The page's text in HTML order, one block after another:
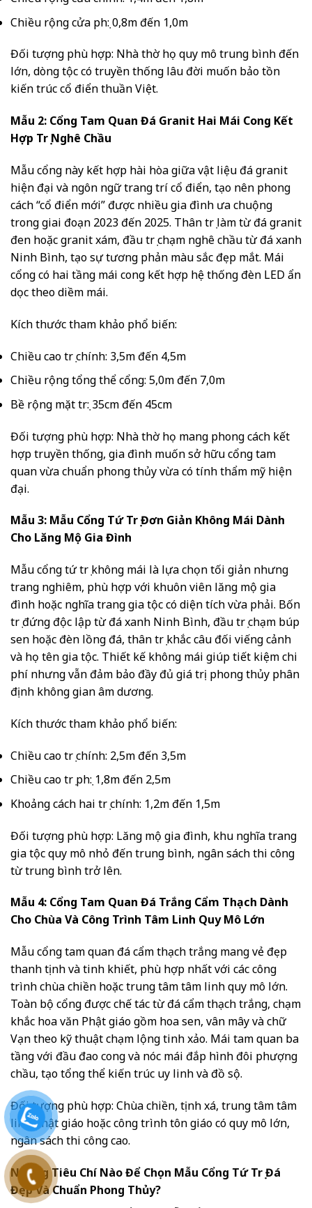
Chiều rộng cửa phụ: 0,8m đến 1,0m
Đối tượng phù hợp: Nhà thờ họ quy mô trung bình đến
lớn, dòng tộc có truyền thống lâu đời muốn bảo tồn
kiến trúc cổ điển thuần Việt.
Mẫu 2: Cổng Tam Quan Đá Granit Hai Mái Cong Kết
Hợp Trụ Nghê Chầu
Mẫu cổng này kết hợp hài hòa giữa vật liệu đá granit
hiện đại và ngôn ngữ trang trí cổ điển, tạo nên phong
cách “cổ điển mới” được nhiều gia đình ưa chuộng
trong giai đoạn 2023 đến 2025. Thân trụ làm từ đá granit
đen hoặc granit xám, đầu trụ chạm nghê chầu từ đá xanh
Ninh Bình, tạo sự tương phản màu sắc đẹp mắt. Mái
cổng có hai tầng mái cong kết hợp hệ thống đèn LED ẩn
dọc theo diềm mái.
Kích thước tham khảo phổ biến:
Chiều cao trụ chính: 3,5m đến 4,5m
Chiều rộng tổng thể cổng: 5,0m đến 7,0m
Bề rộng mặt trụ: 35cm đến 45cm
Đối tượng phù hợp: Nhà thờ họ mang phong cách kết
hợp truyền thống, gia đình muốn sở hữu cổng tam
quan vừa chuẩn phong thủy vừa có tính thẩm mỹ hiện
đại.
Mẫu 3: Mẫu Cổng Tứ Trụ Đơn Giản Không Mái Dành
Cho Lăng Mộ Gia Đình
Mẫu cổng tứ trụ không mái là lựa chọn tối giản nhưng
trang nghiêm, phù hợp với khuôn viên lăng mộ gia
đình hoặc nghĩa trang gia tộc có diện tích vừa phải. Bốn
trụ đứng độc lập từ đá xanh Ninh Bình, đầu trụ chạm búp
sen hoặc đèn lồng đá, thân trụ khắc câu đối viếng cảnh
và họ tên gia tộc. Thiết kế không mái giúp tiết kiệm chi
phí nhưng vẫn đảm bảo đầy đủ giá trị phong thủy phân
định không gian âm dương.
Kích thước tham khảo phổ biến:
Chiều cao trụ chính: 2,5m đến 3,5m
Chiều cao trụ phụ: 1,8m đến 2,5m
Khoảng cách hai trụ chính: 1,2m đến 1,5m
Đối tượng phù hợp: Lăng mộ gia đình, khu nghĩa trang
gia tộc quy mô nhỏ đến trung bình, ngân sách thi công
từ trung bình trở lên.
Mẫu 4: Cổng Tam Quan Đá Trắng Cẩm Thạch Dành
Cho Chùa Và Công Trình Tâm Linh Quy Mô Lớn
Mẫu cổng tam quan đá cẩm thạch trắng mang vẻ đẹp
thanh tịnh và tinh khiết, phù hợp nhất với các công
trình chùa chiền hoặc trung tâm tâm linh quy mô lớn.
Toàn bộ cổng được chế tác từ đá cẩm thạch trắng, chạm
khắc hoa văn Phật giáo gồm hoa sen, vân mây và chữ
Vạn theo kỹ thuật chạm lộng tinh xảo. Mái tam quan ba
tầng với đầu đao cong và nóc mái đắp hình đôi phượng
chầu, tạo tổng thể kiến trúc uy linh và đồ sộ.
Đối tượng phù hợp: Chùa chiền, tịnh xá, trung tâm tâm
linh Phật giáo hoặc công trình tôn giáo có quy mô lớn,
ngân sách thi công cao.
Những Tiêu Chí Nào Để Chọn Mẫu Cổng Tứ Trụ Đá
Đẹp Và Chuẩn Phong Thủy?